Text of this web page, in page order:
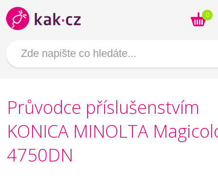
0
Průvodce příslušenstvím
KONICA MINOLTA
4750DN